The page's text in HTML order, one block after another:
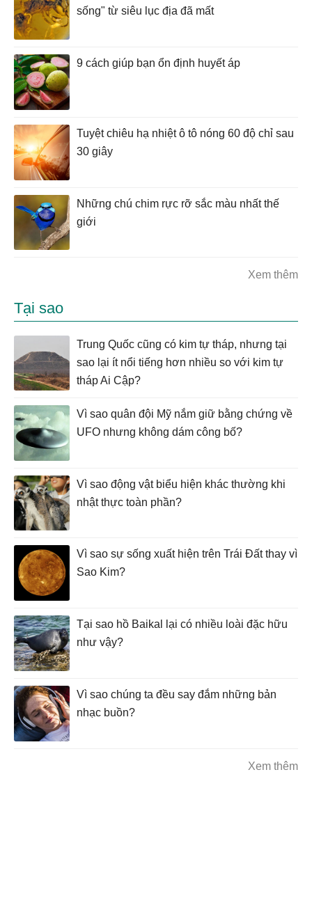
sống" từ siêu lục địa đã mất
9 cách giúp bạn ổn định huyết áp
Tuyệt chiêu hạ nhiệt ô tô nóng 60 độ chỉ sau
30 giây
Những chú chim rực rỡ sắc màu nhất thế
giới
Xem thêm
Tại sao
Trung Quốc cũng có kim tự tháp, nhưng tại
sao lại ít nổi tiếng hơn nhiều so với kim tự
tháp Ai Cập?
Vì sao quân đội Mỹ nắm giữ bằng chứng về
UFO nhưng không dám công bố?
Vì sao động vật biểu hiện khác thường khi
nhật thực toàn phần?
Vì sao sự sống xuất hiện trên Trái Đất thay vì
Sao Kim?
Tại sao hồ Baikal lại có nhiều loài đặc hữu
như vậy?
Vì sao chúng ta đều say đắm những bản
nhạc buồn?
Xem thêm